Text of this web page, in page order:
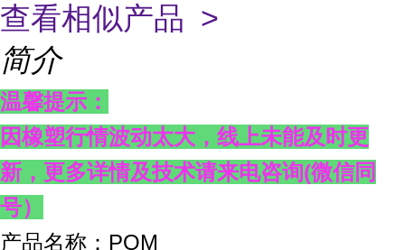
查看相似产品 >
简介
温馨提示：
因橡塑行情波动太大，线上未能及时更
新，更多详情及技术请来电咨询(微信同
号）
产品名称：POM